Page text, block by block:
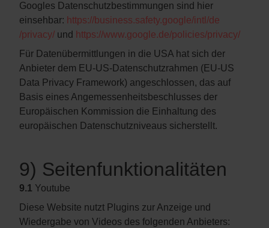
Googles Datenschutzbestimmungen sind hier
einsehbar: https://business.safety.google/intl /de
/privacy/ und https://www.google.de/policies/privacy/
Für Datenübermittlungen in die USA hat sich der
Anbieter dem EU-US-Datenschutzrahmen (EU-US
Data Privacy Framework) angeschlossen, das auf
Basis eines Angemessenheitsbeschlusses der
Europäischen Kommission die Einhaltung des
europäischen Datenschutzniveaus sicherstellt.
9) Seitenfunktionalitäten
9.1 Youtube
Diese Website nutzt Plugins zur Anzeige und
Wiedergabe von Videos des folgenden Anbieters: